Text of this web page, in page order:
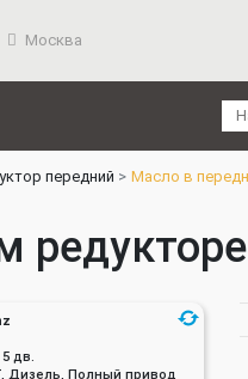
Москва
передний Масло в
дв.
Дизель, Полный привод